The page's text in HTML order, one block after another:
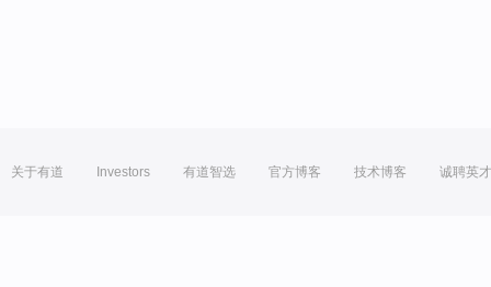
关于有道 Investors 有道智选 官方博客 技术博客 诚聘英才